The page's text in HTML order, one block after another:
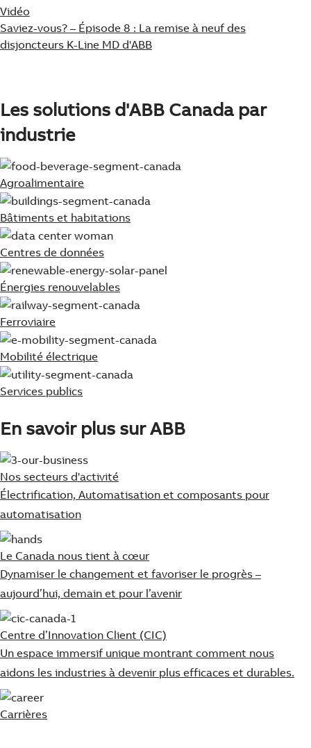
Vidéo
Saviez-vous? – Épisode 8 : La remise à neuf des
disjoncteurs K-Line MD d'ABB
Les solutions d'ABB Canada par
industrie
Agroalimentaire
Bâtiments et habitations
Centres de données
Énergies renouvelables
Ferroviaire
Mobilité électrique
Services publics
En savoir plus sur ABB
Nos secteurs d'activité
Électrification, Automatisation et composants pour
automatisation
Le Canada nous tient à cœur
Dynamiser le changement et favoriser le progrès –
aujourd’hui, demain et pour l’avenir
Centre d’Innovation Client (CIC)
Un espace immersif unique montrant comment nous
aidons les industries à devenir plus efficaces et durables.
Carrières